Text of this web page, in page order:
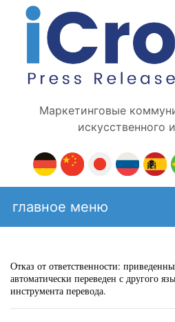
Маркетинговые
искусственного
главное меню
Отказ от ответственности:
автоматически переведен с другого
инструмента перевода.